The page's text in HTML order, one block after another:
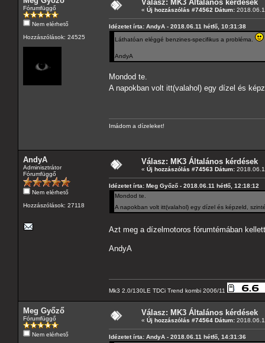
Fórumfüggő
Nem elérhető
Hozzászólások: 24525
Válasz: MK3 Általános kérdések
« Új hozzászólás #74562 Dátum:
Idézetet írta: AndyA - 2018.06.11 hétfő, 10:31:38
Láthatóan eléggé benzines-specifikus a probléma.
AndyA
Mondod te.
A napokban volt itt(valahol) egy dízel és
Imádom a dízeleket!
AndyA
Adminisztrátor
Fórumfüggő
Nem elérhető
Hozzászólások: 27118
Válasz: MK3 Általános kérdések
« Új hozzászólás #74563 Dátum:
Idézetet írta: Meg Győző - 2018.06.11 hétfő, 12:18:12
Mondod te.
A napokban volt itt(valahol) egy dízel és képzeld,
Azt meg a dízelmotoros fórumtémában
AndyA
Mk3 2.0/130LE TDCi Trend kombi 2006/11
Meg Győző
Fórumfüggő
Nem elérhető
Válasz: MK3 Általános kérdések
« Új hozzászólás #74564 Dátum:
Idézetet írta: AndyA - 2018.06.11 hétfő, 14:31:36